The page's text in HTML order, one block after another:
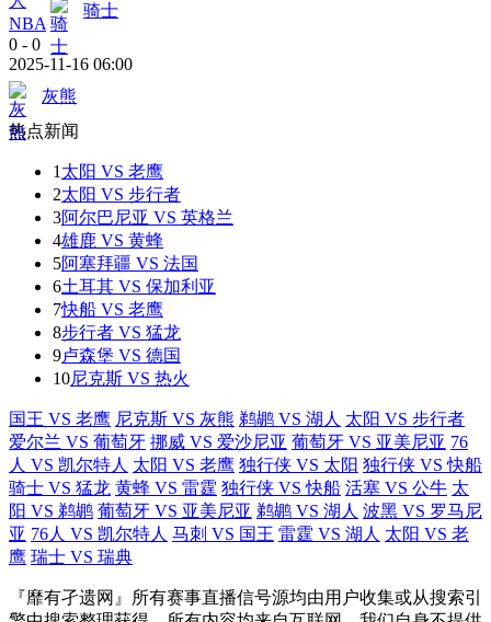
NBA
骑士
0 - 0
2025-11-16 06:00
灰熊
热点新闻
1 太阳 VS 老鹰
2太阳 VS 步行者
3阿尔巴尼亚 VS 英格兰
4雄鹿 VS 黄蜂
5阿塞拜疆 VS 法国
6土耳其 VS 保加利亚
7快船 VS 老鹰
8步行者 VS 猛龙
9卢森堡 VS 德国
10尼克斯 VS 热火
国王 VS 老鹰 尼克斯 VS 灰熊 鹈鹕 VS 湖人 太阳 VS 步行者
爱尔兰 VS 葡萄牙 挪威 VS 爱沙尼亚 葡萄牙 VS 亚美尼亚 76
人 VS 凯尔特人 太阳 VS 老鹰 独行侠 VS 太阳 独行侠 VS 快船
骑士 VS 猛龙 黄蜂 VS 雷霆 独行侠 VS 快船 活塞 VS 公牛 太
阳 VS 鹈鹕 葡萄牙 VS 亚美尼亚 鹈鹕 VS 湖人 波黑 VS 罗马尼
亚 76人 VS 凯尔特人 马刺 VS 国王 雷霆 VS 湖人 太阳 VS 老
鹰 瑞士 VS 瑞典
『靡有孑遗网』所有赛事直播信号源均由用户收集或从搜索引